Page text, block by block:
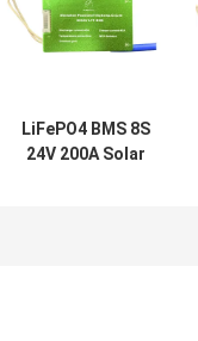
LiFePO4 BMS 8S
24V 200A Solar